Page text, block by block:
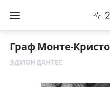
Граф Монте-Кристо
ЭДМОН ДАНТЕС